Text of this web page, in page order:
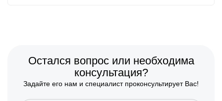
Остался вопрос или необходима
консультация?
Задайте его нам и специалист проконсультирует Вас!